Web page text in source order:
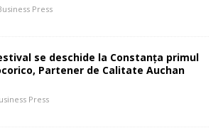
Press
se deschide la Constanța primul
Partener de Calitate Auchan
Press